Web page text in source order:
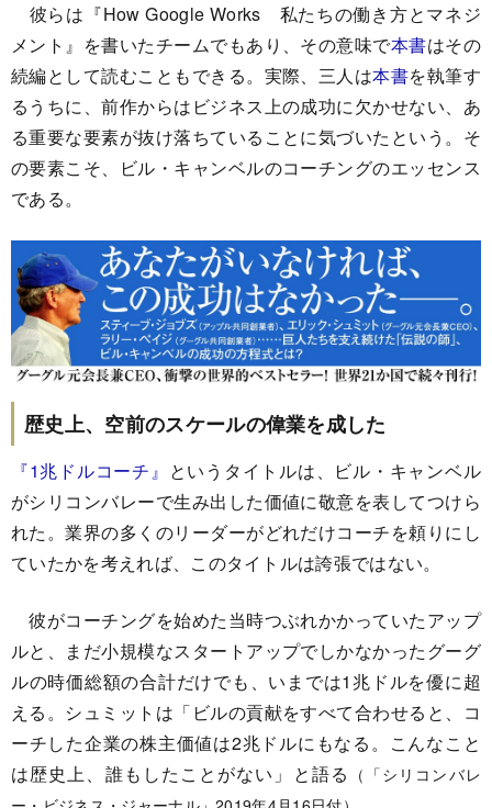
彼らは『How Google Works 私たちの働き方とマネジ
メント』を書いたチームでもあり、その意味で本書はその
続編として読むこともできる。実際、三人は本書を執筆す
るうちに、前作からはビジネス上の成功に欠かせない、あ
る重要な要素が抜け落ちていることに気づいたという。そ
の要素こそ、ビル・キャンベルのコーチングのエッセンス
である。
歴史上、空前のスケールの偉業を成した
『1兆ドルコーチ』 というタイトルは、ビル・キャンベル
がシリコンバレーで生み出した価値に敬意を表してつけら
れた。業界の多くのリーダーがどれだけコーチを頼りにし
ていたかを考えれば、このタイトルは誇張ではない。
彼がコーチングを始めた当時つぶれかかっていたアップ
ルと、まだ小規模なスタートアップでしかなかったグーグ
ルの時価総額の合計だけでも、いまでは1兆ドルを優に超
える。シュミットは「ビルの貢献をすべて合わせると、コ
ーチした企業の株主価値は2兆ドルにもなる。こんなこと
は歴史上、誰もしたことがない」と語る （「シリコンバレ